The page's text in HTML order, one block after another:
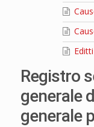
Registro
generale
generale